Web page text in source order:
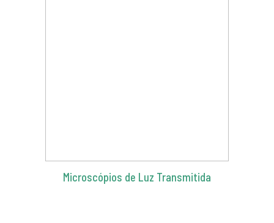
Microscópios de Luz Transmitida